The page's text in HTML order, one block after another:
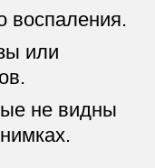
воспаления.
или
не видны